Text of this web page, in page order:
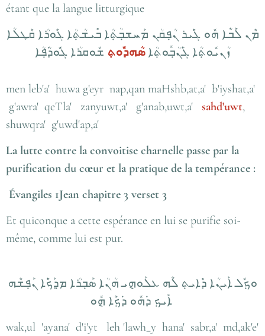
étant que la langue litturgique
ܡܶܢ ܠܶܒ݁ܳܐ ܗܽܘ ܓ݁ܶܝܪ ܢܳܦ݂ܩܳܢ ܡܰܚܫܒ݂ܳܬ݂ܳܐ ܒ݁ܺܝܫܳܬ݂ܳܐ ܓ݁ܰܘܪܳܐ ܩܶܛܠܳܐ
ܙܳܢܝܽܘܬ݂ܳܐ ܓ݁ܰܢܳܒ݂ܽܘܬ݂ܳܐܣܳܗܕ݁ܽܘܬ݂ ܫܽܘܩܪܳܐ ܓ݁ܽܘܕ݁ܳܦ݂ܳܐ
men leb'a' huwa g'eyr nap,qan maHshb,at,a' b'iyshat,a'
g'awra' qeTla' zanyuwt,a' g'anab,uwt,a' sahd'uwt,
shuwqra' g'uwd'ap,a'
La lutte contre la convoitise charnelle passe par la
purification du cœur et la pratique de la tempérance :
Évangiles 1Jean chapitre 3 verset 3
Et quiconque a cette espérance en lui se purifie soi-
même, comme lui est pur.
ܘܟ݂ܽܠ ܐܰܝܢܳܐ ܕ݁ܺܐܝܬ݂ ܠܶܗ ܥܠܰܘܗ݈ܝ ܗܳܢܳܐ ܣܰܒ݂ܪܳܐ ܡܕ݂ܰܟ݁ܶܐ ܢܰܦ݂ܫܶܗ
wak,ul 'ayana' d'i'yt leh 'lawh_y hana' sabr,a' md,ak'e'